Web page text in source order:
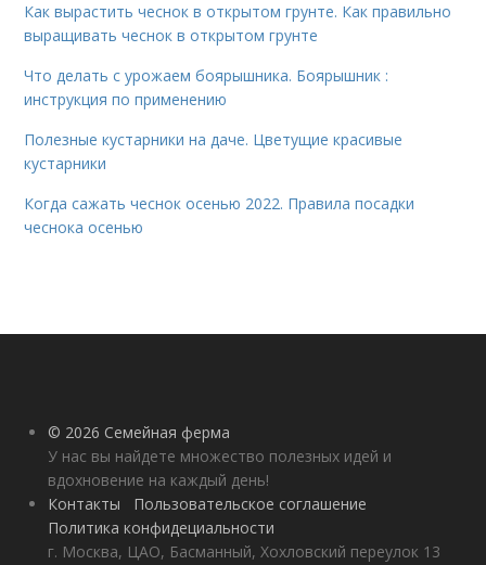
Как вырастить чеснок в открытом грунте. Как правильно
выращивать чеснок в открытом грунте
Что делать с урожаем боярышника. Боярышник :
инструкция по применению
Полезные кустарники на даче. Цветущие красивые
кустарники
Когда сажать чеснок осенью 2022. Правила посадки
чеснока осенью
© 2026 Семейная ферма
У нас вы найдете множество полезных идей и
вдохновение на каждый день!
Контакты
Пользовательское соглашение
Политика конфидециальности
г. Москва, ЦАО, Басманный, Хохловский переулок 13